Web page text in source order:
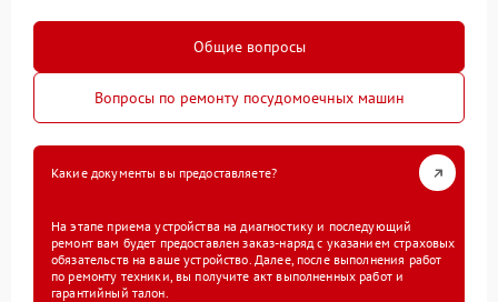
Общие вопросы
Вопросы по ремонту посудомоечных машин
Какие документы вы предоставляете?
На этапе приема устройства на диагностику и последующий
ремонт вам будет предоставлен заказ-наряд с указанием страховых
обязательств на ваше устройство. Далее, после выполнения работ
по ремонту техники, вы получите акт выполненных работ и
гарантийный талон.